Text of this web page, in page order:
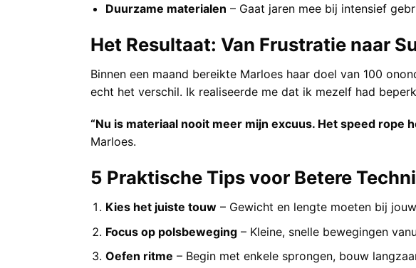
Duurzame materialen – Gaat jaren mee bij intensief
Het Resultaat: Van Frustratie naar
Binnen een maand bereikte Marloes haar doel van 100
echt het verschil. Ik realiseerde me dat ik mezelf had
“Nu is materiaal nooit meer mijn excuus. Het speed
Marloes.
5 Praktische Tips voor Betere
Kies het juiste touw– Gewicht en lengte moeten bij
Focus op polsbeweging– Kleine, snelle bewegingen
Oefen ritme – Begin met enkele sprongen, bouw